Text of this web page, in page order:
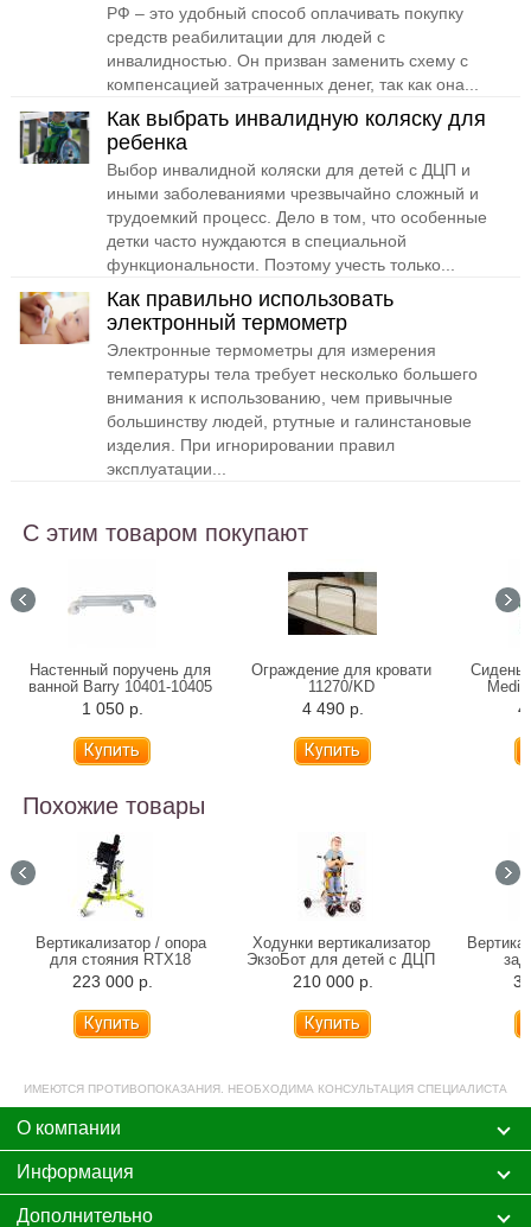
РФ – это удобный способ оплачивать покупку
средств реабилитации для людей с
инвалидностью. Он призван заменить схему с
компенсацией затраченных денег, так как она...
Как выбрать инвалидную коляску для
ребенка
Выбор инвалидной коляски для детей с ДЦП и
иными заболеваниями чрезвычайно сложный и
трудоемкий процесс. Дело в том, что особенные
детки часто нуждаются в специальной
функциональности. Поэтому учесть только...
Как правильно использовать
электронный термометр
Электронные термометры для измерения
температуры тела требует несколько большего
внимания к использованию, чем привычные
большинству людей, ртутные и галинстановые
изделия. При игнорировании правил
эксплуатации...
С этим товаром покупают
Настенный поручень для
ванной Barry 10401-10405
(31-81 см)
1 050 р.
Ограждение для кровати
11270/KD
4 490 р.
Похожие товары
Вертикализатор / опора
для стояния RTX18
(переднеопорная
комплектация)
223 000 р.
Ходунки вертикализатор
ЭкзоБот для детей с ДЦП
210 000 р.
ИМЕЮТСЯ ПРОТИВОПОКАЗАНИЯ. НЕОБХОДИМА КОНСУЛЬТАЦИЯ СПЕЦИАЛИСТА
О компании
Информация
Дополнительно